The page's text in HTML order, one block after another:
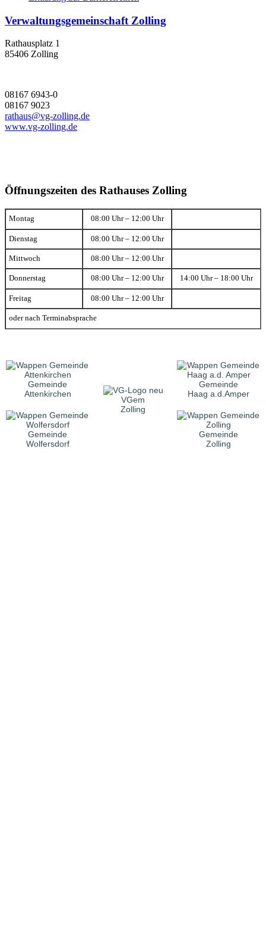
Verwaltungsgemeinschaft Zolling
Rathausplatz 1
85406 Zolling
08167 6943-0
08167 9023
rathaus@vg-zolling.de
www.vg-zolling.de
Öffnungszeiten des Rathauses Zolling
Montag 08:00 Uhr – 12:00 Uhr
Dienstag 08:00 Uhr – 12:00 Uhr
Mittwoch 08:00 Uhr – 12:00 Uhr
Donnerstag 08:00 Uhr – 12:00 Uhr 14:00 Uhr – 18:00 Uhr
Freitag 08:00 Uhr – 12:00 Uhr
oder nach Terminabsprache
Gemeinde
Attenkirchen
VGem
Zolling
Gemeinde
Haag a.d.Amper
Gemeinde
Wolfersdorf
Gemeinde
Zolling